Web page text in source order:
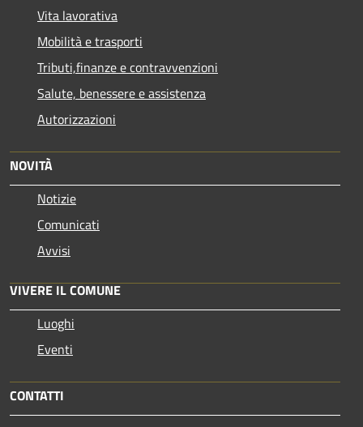
Vita lavorativa
Mobilità e trasporti
Tributi,finanze e contravvenzioni
Salute, benessere e assistenza
Autorizzazioni
NOVITÀ
Notizie
Comunicati
Avvisi
VIVERE IL COMUNE
Luoghi
Eventi
CONTATTI